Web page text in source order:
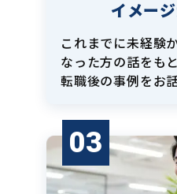
イメー
これまでに未経験
なった方の話をも
転職後の事例をお
03